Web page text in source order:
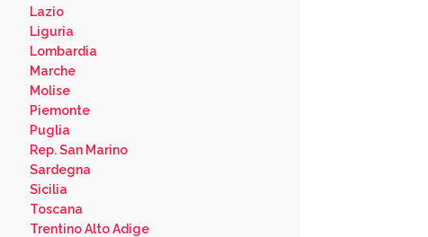
Lazio
Liguria
Lombardia
Marche
Molise
Piemonte
Puglia
Rep. San Marino
Sardegna
Sicilia
Toscana
Trentino Alto Adige